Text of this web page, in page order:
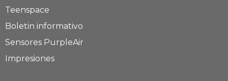
Teenspace
Boletin informativo
Sensores PurpleAir
Impresiones